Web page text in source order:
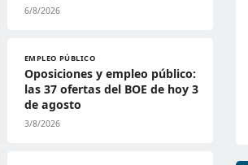
6/8/2026
EMPLEO PÚBLICO
Oposiciones y empleo público:
las 37 ofertas del BOE de hoy 3
de agosto
3/8/2026